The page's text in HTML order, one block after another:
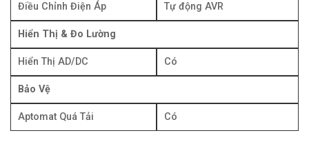
Điều Chỉnh Điện Áp Tự động AVR
Hiển Thị & Đo Lường
Hiển Thị AD/DC Có
Bảo Vệ
Aptomat Quá Tải Có